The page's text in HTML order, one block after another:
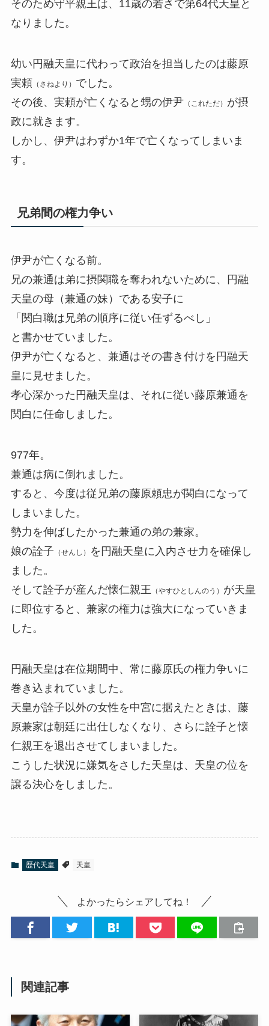
そのため守平親王は、11歳の若さで第64代天皇と
なりました。
幼い円融天皇に代わって政治を担当したのは藤原
実頼 （さねより） でした。
その後、実頼が亡くなると甥の伊尹 （これただ） が摂
政に就きます。
しかし、伊尹はわずか1年で亡くなってしまいま
す。
兄弟間の権力争い
伊尹が亡くなる前。
兄の兼通は弟に摂関職を奪われないために、円融
天皇の母（兼通の妹）である安子に
「関白職は兄弟の順序に従い任ずるべし」
と書かせていました。
伊尹が亡くなると、兼通はその書き付けを円融天
皇に見せました。
孝心深かった円融天皇は、それに従い藤原兼通を
関白に任命しました。
977年。
兼通は病に倒れました。
すると、今度は従兄弟の藤原頼忠が関白になって
しまいました。
勢力を伸ばしたかった兼通の弟の兼家。
娘の詮子 （せんし）
を円融天皇に入内させ力を確保し
ました。
そして詮子が産んだ懐仁親王 （やすひとしんのう） が天皇
に即位すると、兼家の権力は強大になっていきま
した。
円融天皇は在位期間中、常に藤原氏の権力争いに
巻き込まれていました。
天皇が詮子以外の女性を中宮に据えたときは、藤
原兼家は朝廷に出仕しなくなり、さらに詮子と懐
仁親王を退出させてしまいました。
こうした状況に嫌気をさした天皇は、天皇の位を
譲る決心をしました。
歴代天皇 天皇
よかったらシェアしてね！
関連記事